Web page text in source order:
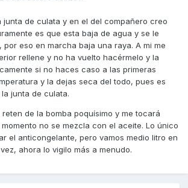
junta de culata y en el del compañero creo
es que esta baja de agua y se le
eso en marcha baja una raya. A mi me
rellene y no ha vuelto hacérmelo y la
si no haces caso a las primeras
y la dejas seca del todo, pues es
junta de culata.
de la bomba poquísimo y me tocará
no se mezcla con el aceite. Lo único
el anticongelante, pero vamos medio litro en
ahora lo vigilo más a menudo.